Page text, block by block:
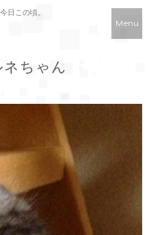
日この頃。
Menu
ちゃん